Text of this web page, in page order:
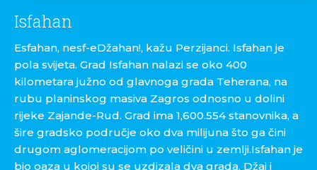
Isfahan
Esfahan, nesf-eDžahan!, kažu Perzijanci. Isfahan je
pola svijeta. Grad Isfahan nalazi se oko 400
kilometara južno od glavnoga grada Teherana, na
rubu planinskog masiva Zagros odnosno u dolini
rijeke Zajande-Rud. Grad ima 1,600.554 stanovnika, a
šire gradsko područje oko dva milijuna što ga čini
drugom aglomeracijom po veličini u zemlji.Isfahan je
bio oaza u kojoj su se uzdizala dva grada. Džaj i